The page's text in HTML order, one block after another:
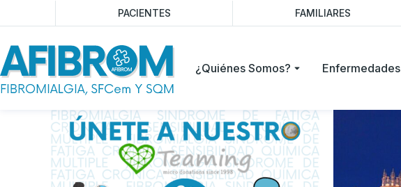
PACIENTES FAMILIARES
¿Quiénes Somos? Enfermedades